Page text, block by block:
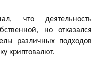
что деятельность
но отказался
различных подходов
криптовалют.